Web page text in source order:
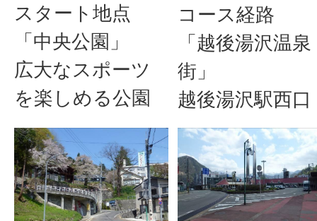
スタート地点
「中央公園」
広大なスポーツ
を楽しめる公園
コース経路
「越後湯沢温泉
街」
越後湯沢駅西口